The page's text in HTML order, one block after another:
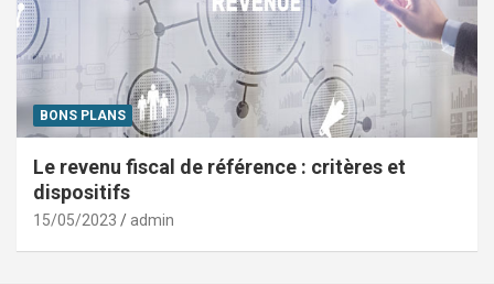
BONS PLANS
Le revenu fiscal de référence : critères et
dispositifs
15/05/2023 admin